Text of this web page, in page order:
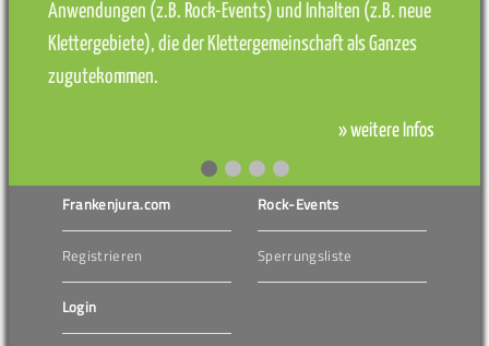
Anwendungen (z.B. Rock-Events) und Inhalten (z.B. neue
Klettergebiete), die der Klettergemeinschaft als Ganzes
zugutekommen.
» weitere Infos
Frankenjura.com
Registrieren
Login
Rock-Events
Sperrungsliste